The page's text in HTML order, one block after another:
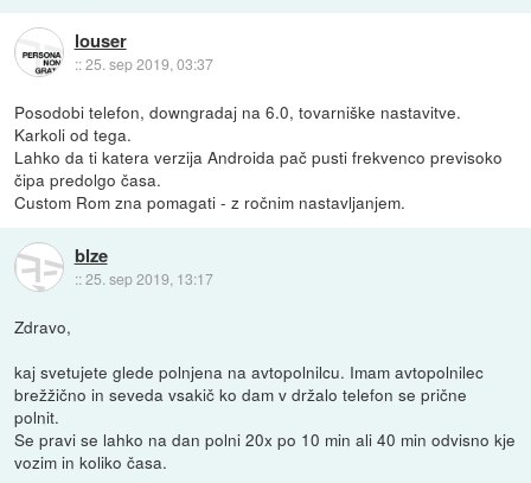
louser
::25. sep 2019, 03:37
Posodobi telefon, downgradaj na 6.0, tovarniške nastavitve.
Karkoli od tega.
Lahko da ti katera verzija Androida pač pusti frekvenco previsoko
čipa predolgo časa.
Custom Rom zna pomagati - z ročnim nastavljanjem.
blze
::25. sep 2019, 13:17
Zdravo,
kaj svetujete glede polnjena na avtopolnilcu. Imam avtopolnilec
brežžično in seveda vsakič ko dam v držalo telefon se prične
polnit.
Se pravi se lahko na dan polni 20x po 10 min ali 40 min odvisno kje
vozim in koliko časa.